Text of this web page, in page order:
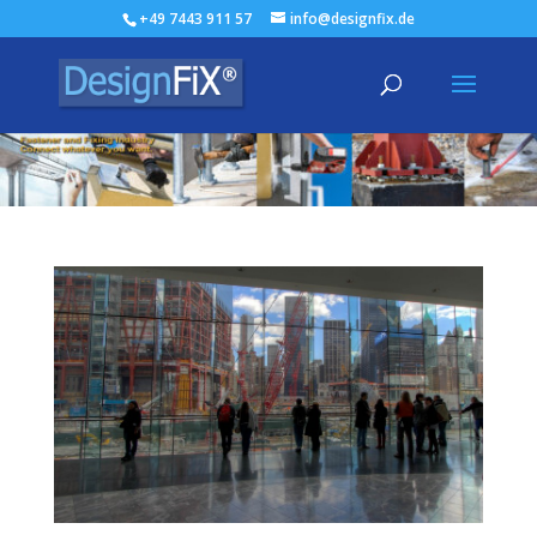
+49 7443 911 57 info@designfix.de